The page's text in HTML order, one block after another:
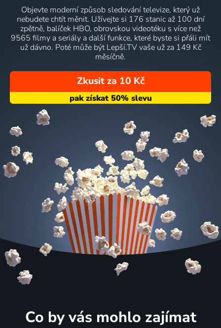
Objevte moderní způsob sledování televize, který už
nebudete chtít měnit. Užívejte si 176 stanic až 100 dní
zpětně, balíček HBO, obrovskou videotéku s více než
9565 filmy a seriály a další funkce, které byste si přáli mít
už dávno. Poté může být Lepší.TV vaše už za 149 Kč
měsíčně.
Zkusit za 10 Kč
Co by vás mohlo zajímat